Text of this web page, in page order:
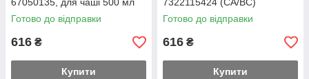
Готово до відправки
616 ₴
Купити
Готово до відправки
616 ₴
Купити